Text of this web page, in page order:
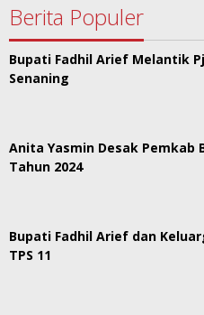
Berita Populer
Bupati Fadhil Arief Melantik
Senaning
Anita Yasmin Desak Pemkab
Tahun 2024
Bupati Fadhil Arief dan
TPS 11